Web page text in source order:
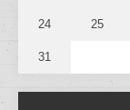
24 25
31